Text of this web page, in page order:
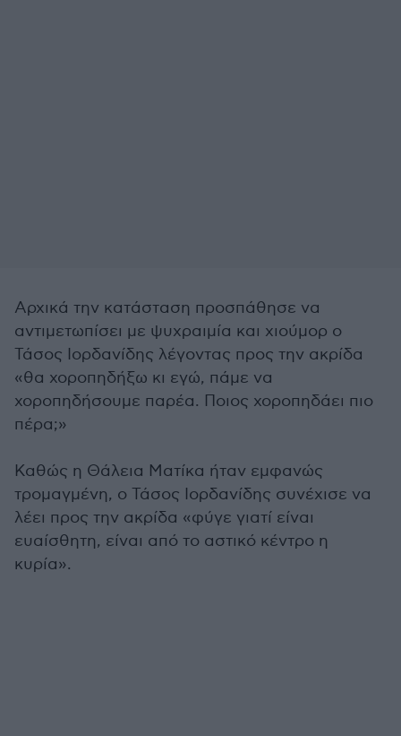
Αρχικά την κατάσταση προσπάθησε να
αντιμετωπίσει με ψυχραιμία και χιούμορ ο
Τάσος Ιορδανίδης λέγοντας προς την ακρίδα
«θα χοροπηδήξω κι εγώ, πάμε να
χοροπηδήσουμε παρέα. Ποιος χοροπηδάει πιο
πέρα;»
Καθώς η Θάλεια Ματίκα ήταν εμφανώς
τρομαγμένη, ο Τάσος Ιορδανίδης συνέχισε να
λέει προς την ακρίδα «φύγε γιατί είναι
ευαίσθητη, είναι από το αστικό κέντρο η
κυρία».